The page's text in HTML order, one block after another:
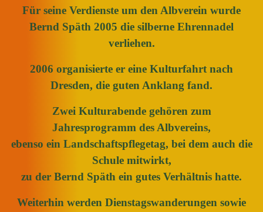
Für seine Verdienste um den Albverein wurde
Bernd Späth 2005 die silberne Ehrennadel
verliehen.
2006 organisierte er eine Kulturfahrt nach
Dresden, die guten Anklang fand.
Zwei Kulturabende gehören zum
Jahresprogramm des Albvereins,
ebenso ein Landschaftspflegetag, bei dem auch die
Schule mitwirkt,
zu der Bernd Späth ein gutes Verhältnis hatte.
Weiterhin werden Dienstagswanderungen sowie